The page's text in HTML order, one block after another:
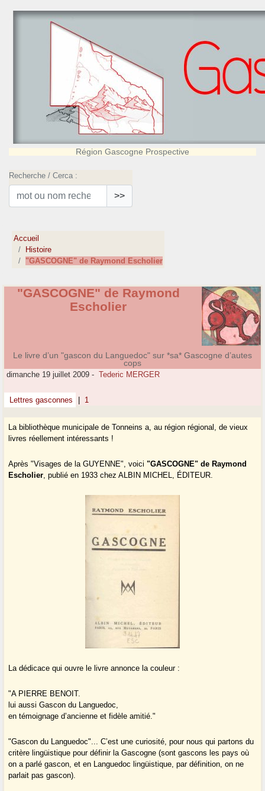
Région Gascogne Prospective
Recherche / Cerca :
>>
Accueil
Histoire
"GASCOGNE" de Raymond Escholier
"GASCOGNE" de Raymond
Escholier
Le livre d’un "gascon du Languedoc" sur *sa* Gascogne d’autes
cops
dimanche 19 juillet 2009 - Tederic MERGER
Lettres gasconnes 1
La bibliothèque municipale de Tonneins a, au région régional, de vieux
livres réellement intéressants !
Après "Visages de la GUYENNE", voici"GASCOGNE" de Raymond
Escholier, publié en 1933 chez ALBIN MICHEL, ÉDITEUR.
La dédicace qui ouvre le livre annonce la couleur :
"A PIERRE BENOIT.
lui aussi Gascon du Languedoc,
en témoignage d’ancienne et fidèle amitié."
"Gascon du Languedoc"... C’est une curiosité, pour nous qui partons du
critère lingüistique pour définir la Gascogne (sont gascons les pays où
on a parlé gascon, et en Languedoc lingüistique, par définition, on ne
parlait pas gascon).